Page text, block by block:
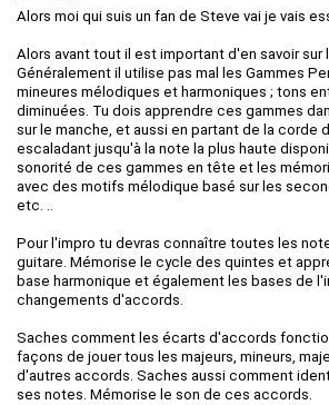
Alors moi qui suis un fan de Steve vai je vais
Alors avant tout il est important d'en savoir sur
Généralement il utilise pas mal les Gammes
mineures mélodiques et harmoniques ; tons
diminuées. Tu dois apprendre ces gammes
sur le manche, et aussi en partant de la corde
escaladant jusqu'à la note la plus haute
sonorité de ces gammes en tête et les
avec des motifs mélodique basé sur les
etc. ..
Pour l'impro tu devras connaître toutes les
guitare. Mémorise le cycle des quintes et
base harmonique et également les bases de
changements d'accords.
Saches comment les écarts d'accords
façons de jouer tous les majeurs, mineurs,
d'autres accords. Saches aussi comment
ses notes. Mémorise le son de ces accords.